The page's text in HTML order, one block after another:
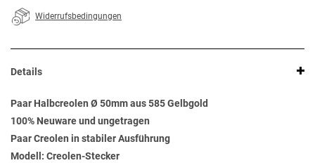
Widerrufsbedingungen
Details
Paar Halbcreolen Ø 50mm aus 585 Gelbgold
100% Neuware und ungetragen
Paar Creolen in stabiler Ausführung
Modell: Creolen-Stecker